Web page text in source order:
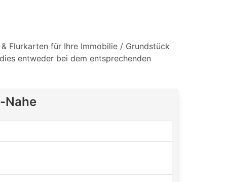
Flurkarten für Ihre Immobilie / Grundstück
entweder bei dem entsprechenden
Nahe